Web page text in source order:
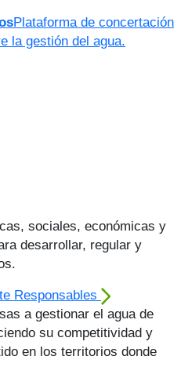
Plataforma de concertación
la gestión del agua.
sociales, económicas y
desarrollar, regular y
Responsables
a gestionar el agua de
su competitividad y
en los territorios donde